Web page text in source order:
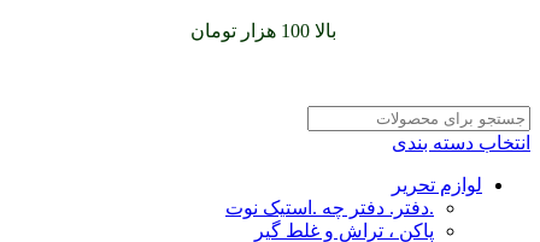
بالا 100 هزار تومان
انتخاب دسته بندی
لوازم تحریر
.دفتر. دفتر چه .استیک نوت
پاکن ، تراش و غلط گیر